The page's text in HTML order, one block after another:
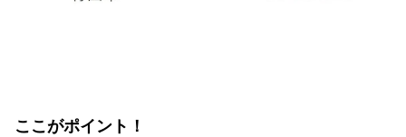
ここがポイント！